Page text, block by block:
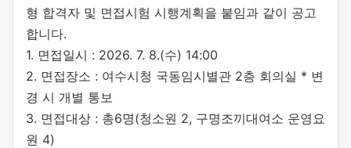
형 합격자 및 면접시험 시행계획을 붙임과 같이 공고
합니다.
1. 면접일시 : 2026. 7. 8.(수) 14:00
2. 면접장소 : 여수시청 국동임시별관 2층 회의실 * 변
경 시 개별 통보
3. 면접대상 : 총6명(청소원 2, 구명조끼대여소 운영요
원 4)